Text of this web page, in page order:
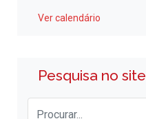
Ver calendário
Pesquisa no site